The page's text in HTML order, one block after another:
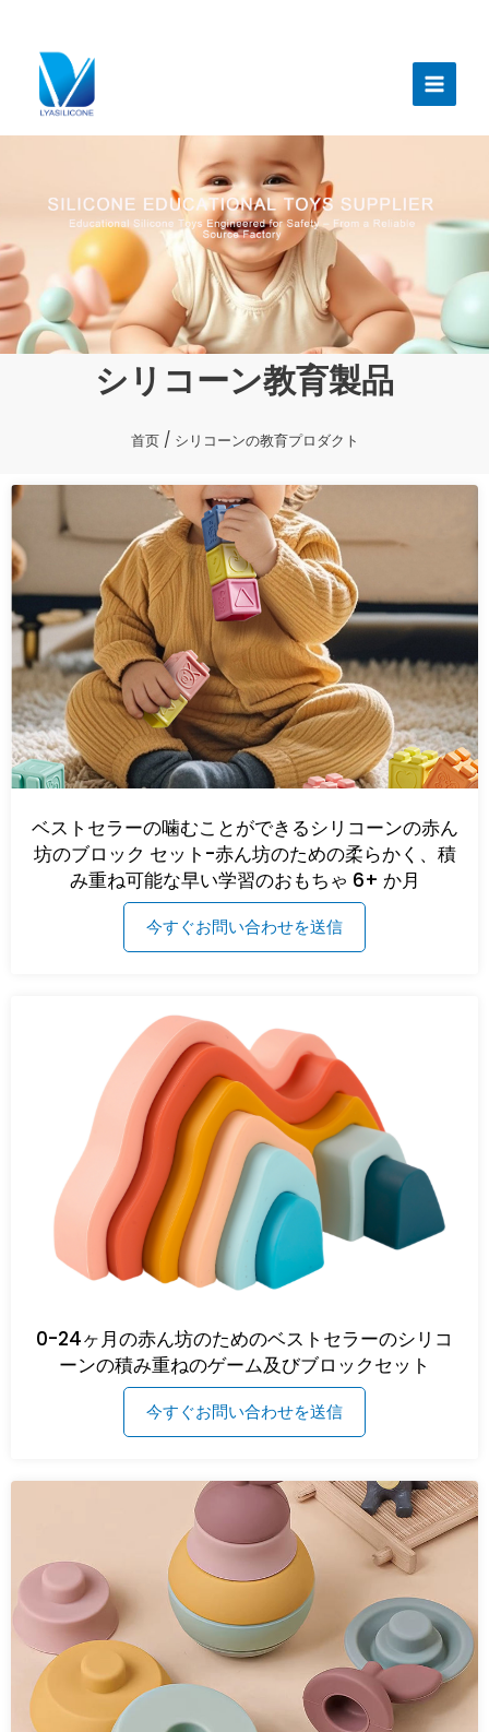
イ
ン
ニ
ー
シリコーン教育製品
首页/ シリコーンの教育プロダクト
ベストセラーの噛むことができるシリコーンの赤ん
坊のブロック セット-赤ん坊のための柔らかく、積
み重ね可能な早い学習のおもちゃ 6+ か月
今すぐお問い合わせを送信
0-24ヶ月の赤ん坊のためのベストセラーのシリコ
ーンの積み重ねのゲーム及びブロックセット
今すぐお問い合わせを送信